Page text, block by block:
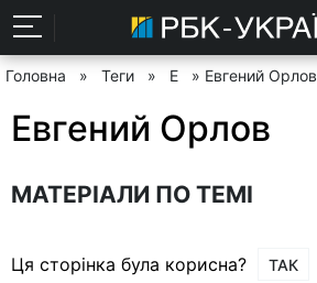
Головна » Теги » Е » Евгений Орлов
Евгений Орлов
МАТЕРІАЛИ ПО ТЕМІ
Ця сторінка була корисна? ТАК